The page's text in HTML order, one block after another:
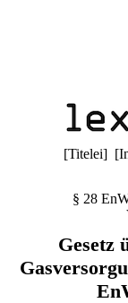
[Titelei] [
§ 28
Gesetz